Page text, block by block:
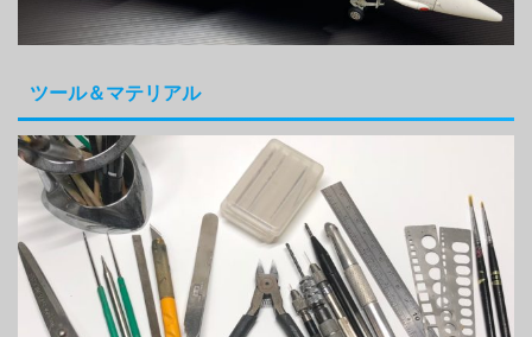
ツール＆マテリアル